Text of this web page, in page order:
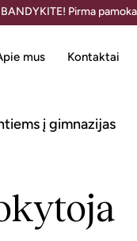
mus Kontaktai
į gimnazijas